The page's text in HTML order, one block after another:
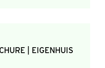
| EIGENHUIS